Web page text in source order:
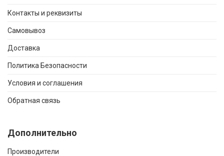
Контакты и реквизиты
Самовывоз
Доставка
Политика Безопасности
Условия и соглашения
Обратная связь
Дополнительно
Производители